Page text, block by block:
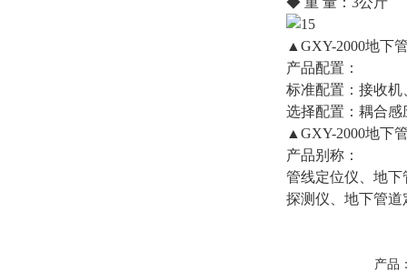
▲GXY-2000地下
产品配置：
标准配置：接收
选择配置：耦合
▲GXY-2000地下
产品别称：
管线定位仪、地
探测仪、地下管道
产品